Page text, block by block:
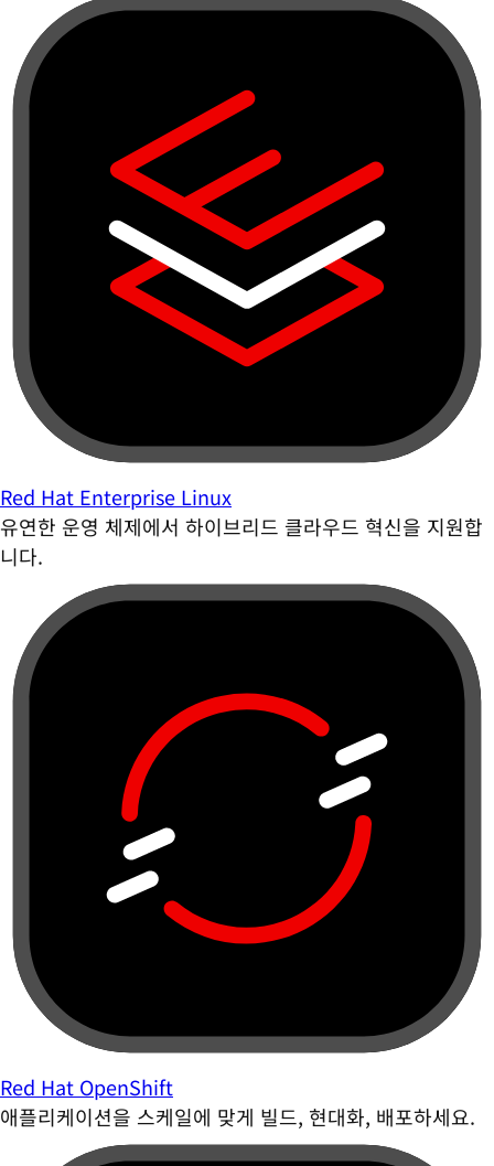
Red Hat Enterprise Linux
유연한 운영 체제에서 하이브리드 클라우드 혁신을 지원합
니다.
Red Hat OpenShift
애플리케이션을 스케일에 맞게 빌드, 현대화, 배포하세요.